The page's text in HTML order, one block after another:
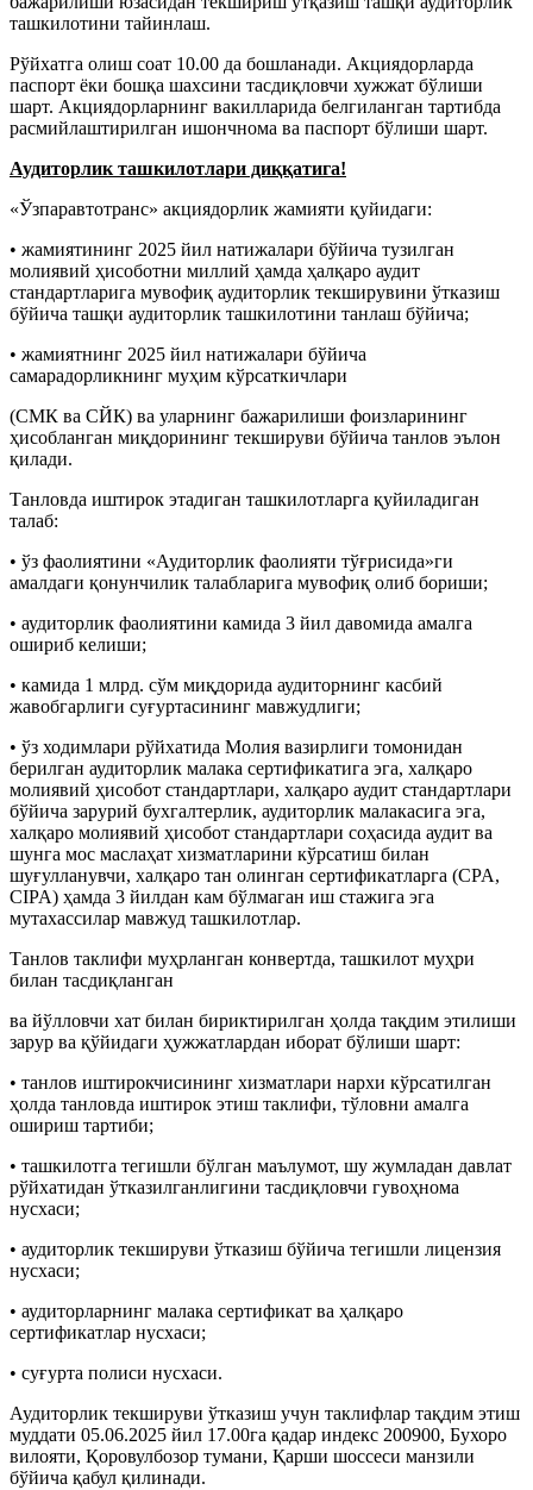
ташкилотини тайинлаш.
Рўйхатга олиш соат 10.00 да бошланади. Акциядорларда
паспорт ёки бошқа шахсини тасдиқловчи хужжат бўлиши
шарт. Акциядорларнинг вакилларида белгиланган тартибда
расмийлаштирилган ишончнома ва паспорт бўлиши шарт.
Аудиторлик ташкилотлари диққатига!
«Ўзпаравтотранс» акциядорлик жамияти қуйидаги:
• жамиятининг 2025 йил натижалари бўйича тузилган
молиявий ҳисоботни миллий ҳамда ҳалқаро аудит
стандартларига мувофиқ аудиторлик текширувини ўтказиш
бўйича ташқи аудиторлик ташкилотини танлаш бўйича;
• жамиятнинг 2025 йил натижалари бўйича
самарадорликнинг муҳим кўрсаткичлари
(СМК ва СЙК) ва уларнинг бажарилиши фоизларининг
ҳисобланган миқдорининг текшируви бўйича танлов эълон
қилади.
Танловда иштирок этадиган ташкилотларга қуйиладиган
талаб:
• ўз фаолиятини «Аудиторлик фаолияти тўғрисида»ги
амалдаги қонунчилик талабларига мувофиқ олиб бориши;
• аудиторлик фаолиятини камида 3 йил давомида амалга
ошириб келиши;
• камида 1 млрд. сўм миқдорида аудиторнинг касбий
жавобгарлиги суғуртасининг мавжудлиги;
• ўз ходимлари рўйхатида Молия вазирлиги томонидан
берилган аудиторлик малака сертификатига эга, халқаро
молиявий ҳисобот стандартлари, халқаро аудит стандартлари
бўйича зарурий бухгалтерлик, аудиторлик малакасига эга,
халқаро молиявий ҳисобот стандартлари соҳасида аудит ва
шунга мос маслаҳат хизматларини кўрсатиш билан
шуғулланувчи, халқаро тан олинган сертификатларга (CPA,
CIPA) ҳамда 3 йилдан кам бўлмаган иш стажига эга
мутахассилар мавжуд ташкилотлар.
Танлов таклифи муҳрланган конвертда, ташкилот муҳри
билан тасдиқланган
ва йўлловчи хат билан бириктирилган ҳолда тақдим этилиши
зарур ва қўйидаги ҳужжатлардан иборат бўлиши шарт:
• танлов иштирокчисининг хизматлари нархи кўрсатилган
ҳолда танловда иштирок этиш таклифи, тўловни амалга
ошириш тартиби;
• ташкилотга тегишли бўлган маълумот, шу жумладан давлат
рўйхатидан ўтказилганлигини тасдиқловчи гувоҳнома
нусхаси;
• аудиторлик текшируви ўтказиш бўйича тегишли лицензия
нусхаси;
• аудиторларнинг малака сертификат ва ҳалқаро
сертификатлар нусхаси;
• суғурта полиси нусхаси.
Аудиторлик текшируви ўтказиш учун таклифлар тақдим этиш
муддати 05.06.2025 йил 17.00га қадар индекс 200900, Бухоро
вилояти, Қоровулбозор тумани, Қарши шоссеси манзили
бўйича қабул қилинади.